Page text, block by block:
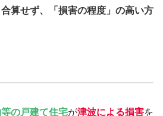
算せず、「損害の程度」の高い方
の戸建て住宅が津波による損害を